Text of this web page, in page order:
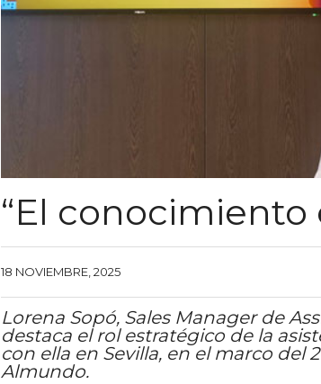
“El conocimiento
18 NOVIEMBRE, 2025
Lorena Sopó, Sales Manager de
destaca el rol estratégico de la
con ella en Sevilla, en el marco del
Almundo.